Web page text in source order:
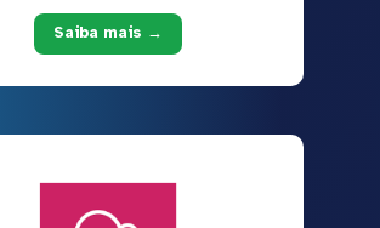
Saiba mais →